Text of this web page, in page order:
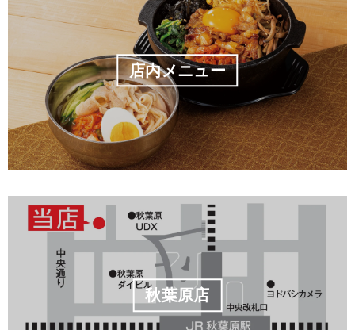
店内メニュー
秋葉原店